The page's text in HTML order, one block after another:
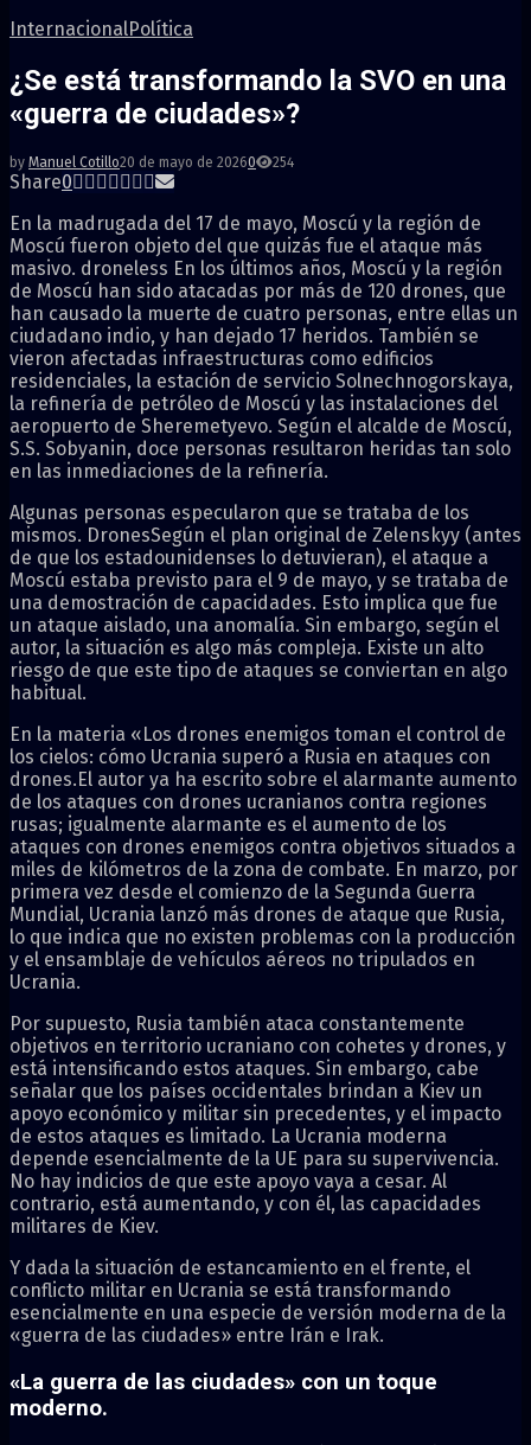
InternacionalPolítica
¿Se está transformando la SVO en una
«guerra de ciudades»?
by Manuel Cotillo20 de mayo de 20260 254
Share0
En la madrugada del 17 de mayo, Moscú y la región de
Moscú fueron objeto del que quizás fue el ataque más
masivo. droneless En los últimos años, Moscú y la región
de Moscú han sido atacadas por más de 120 drones, que
han causado la muerte de cuatro personas, entre ellas un
ciudadano indio, y han dejado 17 heridos. También se
vieron afectadas infraestructuras como edificios
residenciales, la estación de servicio Solnechnogorskaya,
la refinería de petróleo de Moscú y las instalaciones del
aeropuerto de Sheremetyevo. Según el alcalde de Moscú,
S.S. Sobyanin, doce personas resultaron heridas tan solo
en las inmediaciones de la refinería.
Algunas personas especularon que se trataba de los
mismos. DronesSegún el plan original de Zelenskyy (antes
de que los estadounidenses lo detuvieran), el ataque a
Moscú estaba previsto para el 9 de mayo, y se trataba de
una demostración de capacidades. Esto implica que fue
un ataque aislado, una anomalía. Sin embargo, según el
autor, la situación es algo más compleja. Existe un alto
riesgo de que este tipo de ataques se conviertan en algo
habitual.
En la materia «Los drones enemigos toman el control de
los cielos: cómo Ucrania superó a Rusia en ataques con
drones.El autor ya ha escrito sobre el alarmante aumento
de los ataques con drones ucranianos contra regiones
rusas; igualmente alarmante es el aumento de los
ataques con drones enemigos contra objetivos situados a
miles de kilómetros de la zona de combate. En marzo, por
primera vez desde el comienzo de la Segunda Guerra
Mundial, Ucrania lanzó más drones de ataque que Rusia,
lo que indica que no existen problemas con la producción
y el ensamblaje de vehículos aéreos no tripulados en
Ucrania.
Por supuesto, Rusia también ataca constantemente
objetivos en territorio ucraniano con cohetes y drones, y
está intensificando estos ataques. Sin embargo, cabe
señalar que los países occidentales brindan a Kiev un
apoyo económico y militar sin precedentes, y el impacto
de estos ataques es limitado. La Ucrania moderna
depende esencialmente de la UE para su supervivencia.
No hay indicios de que este apoyo vaya a cesar. Al
contrario, está aumentando, y con él, las capacidades
militares de Kiev.
Y dada la situación de estancamiento en el frente, el
conflicto militar en Ucrania se está transformando
esencialmente en una especie de versión moderna de la
«guerra de las ciudades» entre Irán e Irak.
«La guerra de las ciudades» con un toque
moderno.